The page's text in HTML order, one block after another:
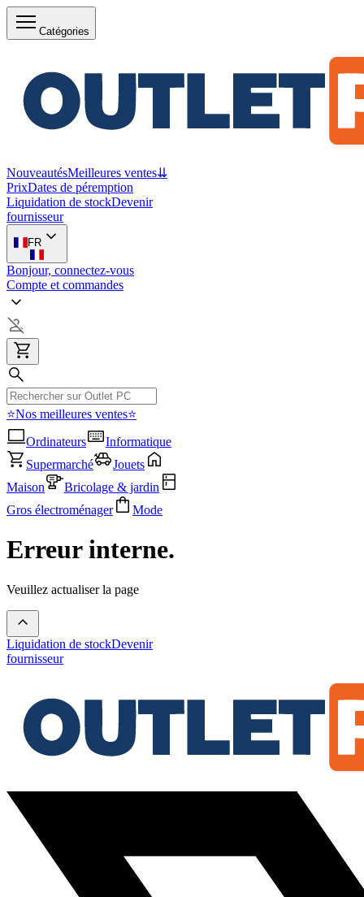
Catégories
NouveautésMeilleures ventes⇊
PrixDates de péremption
Liquidation de stockDevenir
fournisseur
FR
Bonjour, connectez-vous
Compte et commandes
⭐Nos meilleures ventes⭐
Ordinateurs
Informatique
Supermarché
Jouets
Maison
Bricolage & jardin
Gros électroménager
Mode
Erreur interne.
Veuillez actualiser la page
Liquidation de stockDevenir
fournisseur